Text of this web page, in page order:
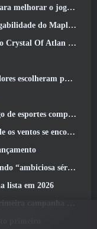
o jogo em 2026
Classic World
o limite de nível para 70
Frostreaver do EverQuest
do futebol freestyle 2 Está a caminho
se encontram
atualizações de conteúdo”
lista em 2026
campanha de 2026
primeiro